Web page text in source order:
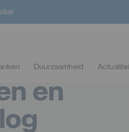
Duurzaamheid
en